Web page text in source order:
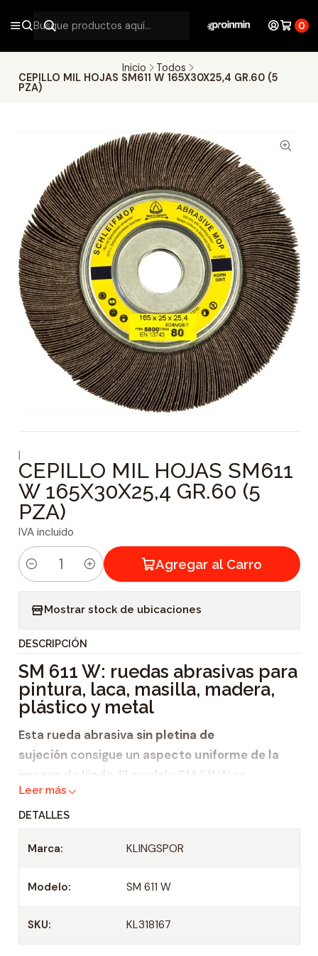
0
Inicio
Todos
CEPILLO MIL HOJAS SM611 W 165X30X25,4 GR.60 (5
PZA)
|
CEPILLO MIL HOJAS SM611
W 165X30X25,4 GR.60 (5
PZA)
IVA incluido
C
i
d
a
d
Agregar al Carro
Mostrar stock de ubicaciones
DESCRIPCIÓN
SM 611 W: ruedas abrasivas para
pintura, laca, masilla, madera,
plástico y metal
Esta rueda abrasiva sin pletina de
sujeciónconsigue un aspecto uniforme de la
imagen de lijado
. El modelo SM 611 W es
apropiado para el uso en los materiales más
diversos, por ejemplo,
pintura,
masilla,
plástico y
metal.
Leer más
DETALLES
Marca: KLINGSPOR
Modelo: SM 611 W
SKU: KL318167